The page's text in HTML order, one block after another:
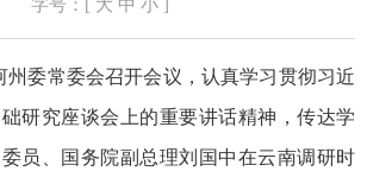
字号：[ 大 中 小 ]
州委常委会召开会议，认真学习贯彻习近
研究座谈会上的重要讲话精神，传达学
员、国务院副总理刘国中在云南调研时